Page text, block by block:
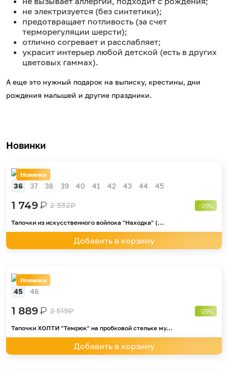
не электризуется (без синтетики);
предотвращает потливость (за счет
терморегуляции шерсти);
отлично согревает и расслабляет;
украсит интерьер любой детской (есть в других
цветовых гаммах).
А еще это нужный подарок на выписку, крестины, дни
рождения малышей и другие праздники.
Новинки
Новинка
36 37 38 39 40 41 42 43 44 45
1 749₽ 2 332₽ -25%
Тапочки из искусственного войлока "Находка" (...
Добавить в корзину
Новинка
45 46
1 889₽ 2 519₽ -25%
Тапочки ХОЛТИ "Темрюк" на пробковой стельке му...
Добавить в корзину